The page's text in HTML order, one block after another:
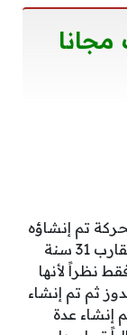
مجانا
تم إنشاؤه
من شركة أدوب منذ عام 1993 أي منذ ما يقارب 31 سنة
نظراً لأنها
ثم تم إنشاء
إنشاء عدة